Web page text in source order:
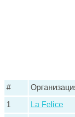
#
1 La Felice